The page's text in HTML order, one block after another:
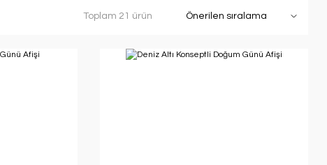
Toplam 21 ürün